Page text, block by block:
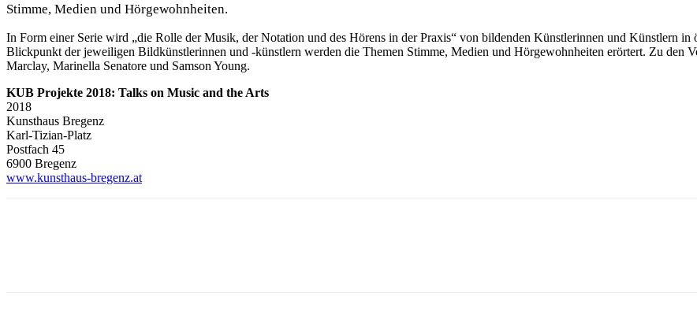
Stimme, Medien und Hörgewohnheiten.
In Form einer Serie wird „die Rolle der Musik, der Notation und des Hörens in der Praxis“ von bildenden Künstlerinnen und Künstlern in
Blickpunkt der jeweiligen Bildkünstlerinnen und -künstlern werden die Themen Stimme, Medien und Hörgewohnheiten erörtert. Zu den
Marclay, Marinella Senatore und Samson Young.
KUB Projekte 2018: Talks on Music and the Arts
2018
Kunsthaus Bregenz
Karl-Tizian-Platz
Postfach 45
6900 Bregenz
www.kunsthaus-bregenz.at